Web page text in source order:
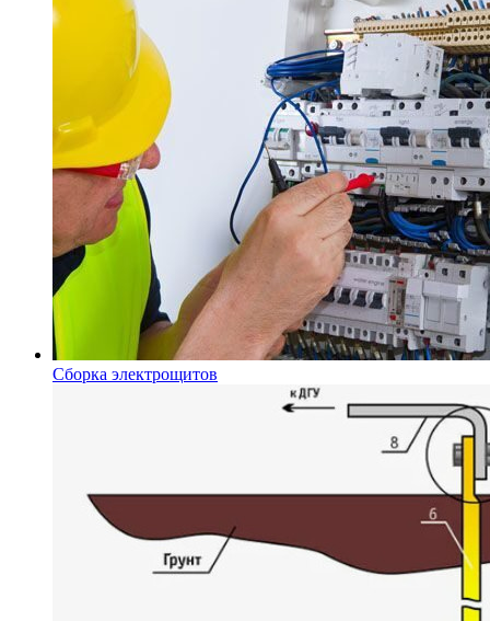
Сборка электрощитов